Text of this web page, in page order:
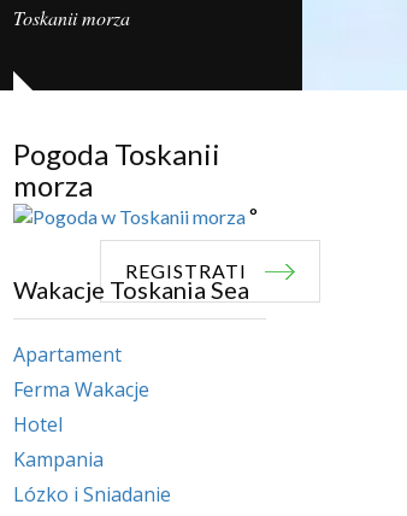
REGISTRATI
Toskanii morza
Pogoda Toskanii
morza
°
Wakacje Toskania Sea
Apartament
Ferma Wakacje
Hotel
Kampania
Lózko i Sniadanie